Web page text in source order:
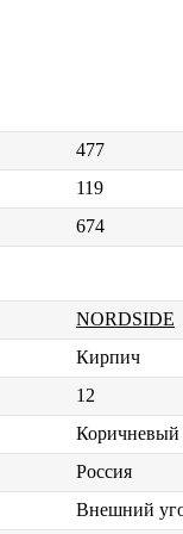
477
119
674
NORDSIDE
Кирпич
12
Коричневый
Россия
Внешний